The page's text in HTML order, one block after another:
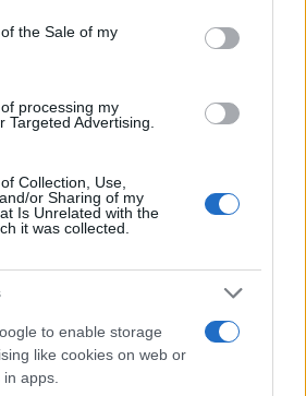
the Sale of my
processing my
Targeted Advertising.
Collection, Use,
or Sharing of my
Is Unrelated with the
it was collected.
to enable storage
like cookies on web or
apps.
solidale degli
di dolo e colpa grave, le
su due fronti:
nel tentativo di rivendere
ad altri soggetti e chi
le pratiche di acquisto
da parte degli istituti c’è
potrebbero aumentare